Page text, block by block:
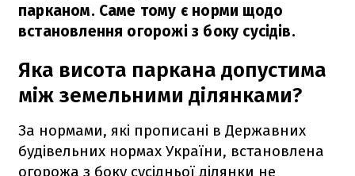
парканом. Саме тому є норми щодо
встановлення огорожі з боку сусідів.
Яка висота паркана допустима
між земельними ділянками?
За нормами, які прописані в Державних
будівельних нормах України, встановлена
огорожа з боку сусідньої ділянки не